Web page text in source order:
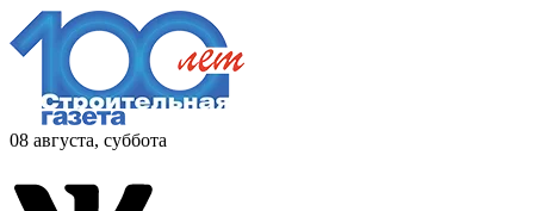
08 августа, суббота